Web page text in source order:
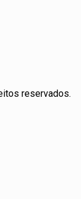
reservados.